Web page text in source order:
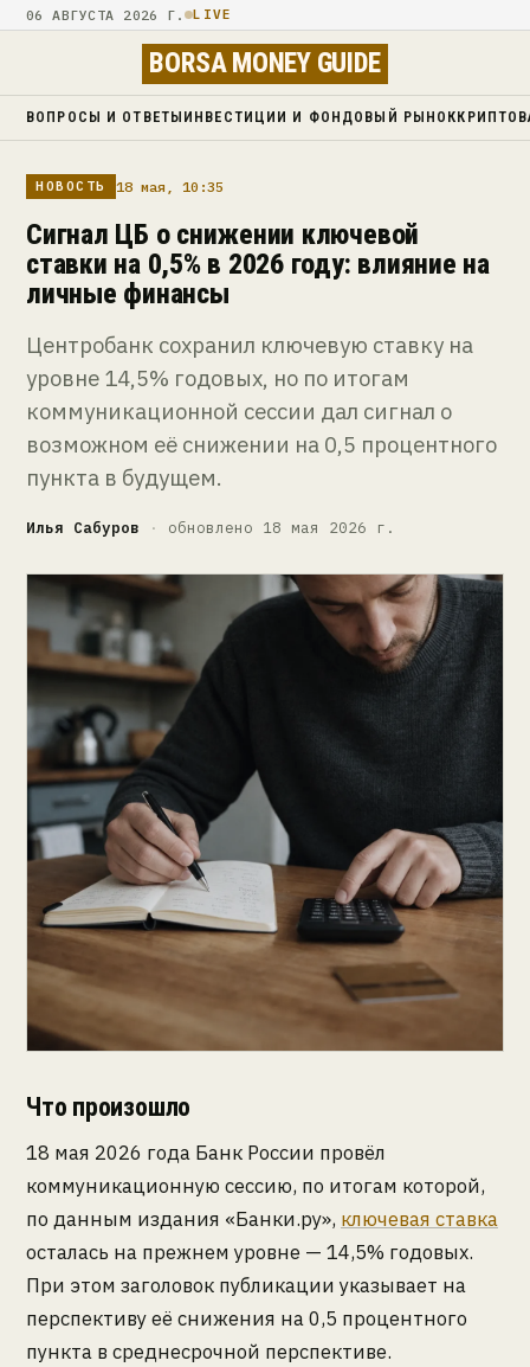
06 АВГУСТА 2026 Г. LIVE
BORSA MONEY GUIDE
ВОПРОСЫ И ОТВЕТЫ ИНВЕСТИЦИИ И ФОНДОВЫЙ РЫНОК
НОВОСТЬ 18 мая, 10:35
Сигнал ЦБ о снижении ключевой
ставки на 0,5% в 2026 году: влияние на
личные финансы
Центробанк сохранил ключевую ставку на
уровне 14,5% годовых, но по итогам
коммуникационной сессии дал сигнал о
возможном её снижении на 0,5 процентного
пункта в будущем.
Илья Сабуров · обновлено 18 мая 2026 г.
Что произошло
18 мая 2026 года Банк России провёл
коммуникационную сессию, по итогам которой,
по данным издания «Банки.ру», ключевая ставка
осталась на прежнем уровне — 14,5% годовых.
При этом заголовок публикации указывает на
перспективу её снижения на 0,5 процентного
пункта в среднесрочной перспективе.